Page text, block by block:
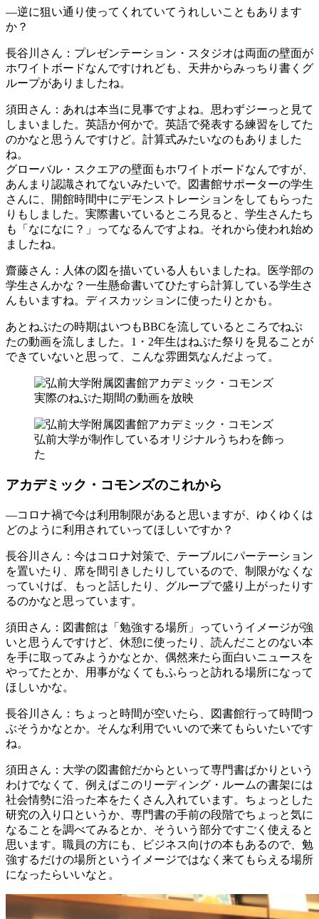
―逆に狙い通り使ってくれていてうれしいこともあります
か？
長谷川さん ：プレゼンテーション・スタジオは両面の壁面が
ホワイトボードなんですけれども、天井からみっちり書くグ
ループがありましたね。
須田さん ：あれは本当に見事ですよね。思わずジーっと見て
しまいました。英語か何かで。英語で発表する練習をしてた
のかなと思うんですけど。計算式みたいなのもありました
ね。
グローバル・スクエアの壁面もホワイトボードなんですが、
あんまり認識されてないみたいで。図書館サポーターの学生
さんに、開館時間中にデモンストレーションをしてもらった
りもしました。実際書いているところ見ると、学生さんたち
も「なになに？」ってなるんですよね。それから使われ始め
ましたね。
齋藤さん ：人体の図を描いている人もいましたね。医学部の
学生さんかな？一生懸命書いてひたすら計算している学生さ
んもいますね。ディスカッションに使ったりとかも。
あとねぷたの時期はいつもBBCを流しているところでねぷ
たの動画を流しました。1・2年生はねぷた祭りを見ることが
できていないと思って、こんな雰囲気なんだよって。
実際のねぷた期間の動画を放映
弘前大学が制作しているオリジナルうちわを飾っ
た
アカデミック・コモンズのこれから
―コロナ禍で今は利用制限があると思いますが、ゆくゆくは
どのように利用されていってほしいですか？
長谷川さん ：今はコロナ対策で、テーブルにパーテーション
を置いたり、席を間引きしたりしているので、制限がなくな
っていけば、もっと話したり、グループで盛り上がったりす
るのかなと思っています。
須田さん ：図書館は「勉強する場所」っていうイメージが強
いと思うんですけど、休憩に使ったり、読んだことのない本
を手に取ってみようかなとか、偶然来たら面白いニュースを
やってたとか、用事がなくてもふらっと訪れる場所になって
ほしいかな。
長谷川さん ：ちょっと時間が空いたら、図書館行って時間つ
ぶそうかなとか。そんな利用でいいので来てもらいたいです
ね。
須田さん ：大学の図書館だからといって専門書ばかりという
わけでなくて、例えばこのリーディング・ルームの書架には
社会情勢に沿った本をたくさん入れています。ちょっとした
研究の入り口というか、専門書の手前の段階でちょっと気に
なることを調べてみるとか、そういう部分ですごく使えると
思います。職員の方にも、ビジネス向けの本もあるので、勉
強するだけの場所というイメージではなく来てもらえる場所
になったらいいなと。